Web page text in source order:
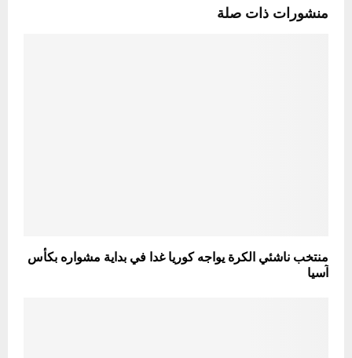
منشورات ذات صلة
منتخب ناشئي الكرة يواجه كوريا غدا في بداية مشواره بكأس
آسيا